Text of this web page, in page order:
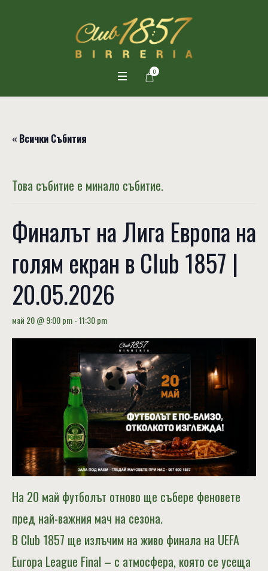
0
« Всички Събития
Това събитие е минало събитие.
Финалът на Лига Европа на
голям екран в Club 1857 |
20.05.2026
май 20 @ 9:00 pm-11:30 pm
На 20 май футболът отново ще събере феновете
пред най-важния мач на сезона.
В Club 1857 ще излъчим на живо финала на UEFA
Europa League Final – с атмосфера, която се усеща